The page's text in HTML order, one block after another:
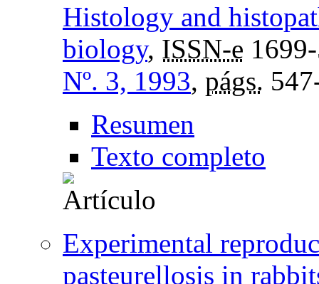
Histology and
biology, ISSN-e
Nº. 3, 1993, págs.
Resumen
Texto completo
Experimental
pasteurellosis in